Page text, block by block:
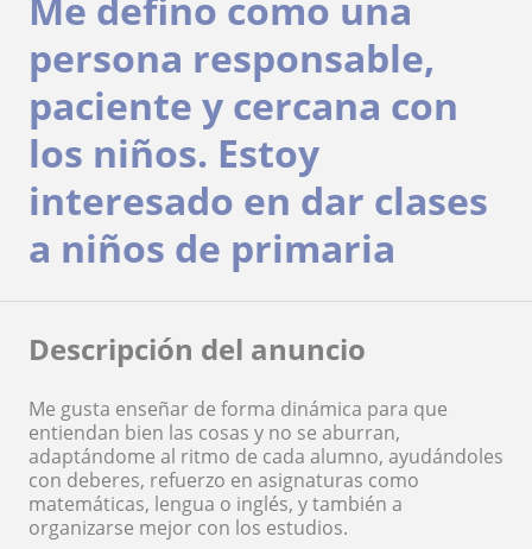
persona responsable,
paciente y cercana con
los niños. Estoy
interesado en dar clases
a niños de primaria
Descripción del anuncio
Me gusta enseñar de forma dinámica para que
entiendan bien las cosas y no se aburran,
adaptándome al ritmo de cada alumno, ayudándoles
con deberes, refuerzo en asignaturas como
matemáticas, lengua o inglés, y también a
organizarse mejor con los estudios.